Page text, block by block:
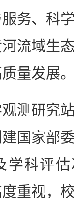
务、科
流域生
量发展
研究站
国家部
学科评
重视，